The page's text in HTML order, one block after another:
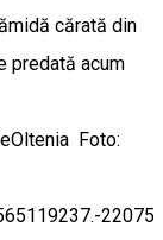
cărată din
predată acum
Foto: